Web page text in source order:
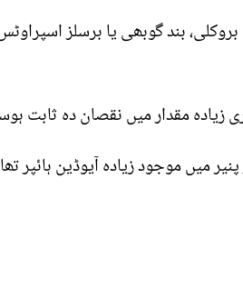
بند گوبھی یا برسلز
زیادہ مقدار میں نقصان دہ ثابت
میں موجود زیادہ آیوڈین ہائپر